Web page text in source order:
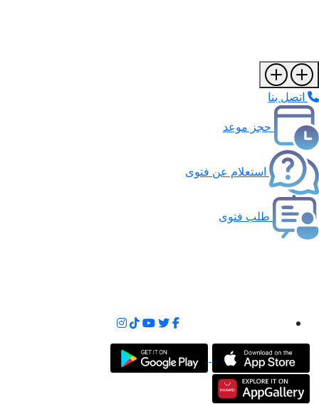
اتصل بنا
حجز موعد
استعلام عن فتوى
طلب فتوى